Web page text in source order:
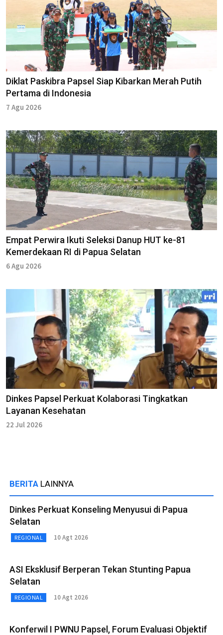
Diklat Paskibra Papsel Siap Kibarkan Merah Putih
Pertama di Indonesia
7 Agu 2026
Empat Perwira Ikuti Seleksi Danup HUT ke-81
Kemerdekaan RI di Papua Selatan
6 Agu 2026
Dinkes Papsel Perkuat Kolaborasi Tingkatkan
Layanan Kesehatan
22 Jul 2026
BERITA LAINNYA
Dinkes Perkuat Konseling Menyusui di Papua
Selatan
REGIONAL 10 Agt 2026
ASI Eksklusif Berperan Tekan Stunting Papua
Selatan
REGIONAL 10 Agt 2026
Konferwil I PWNU Papsel, Forum Evaluasi Objektif